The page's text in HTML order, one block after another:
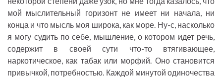
мой мыслительный горизонт не имеет ни начала, ни
конца и что мысль моя широка, как море. Ну-с, насколько
я могу судить по себе, мышление, о котором идет речь,
содержит в своей сути что-то втягивающее,
наркотическое, как табак или морфий. Оно становится
привычкой, потребностью. Каждой минутой одиночества